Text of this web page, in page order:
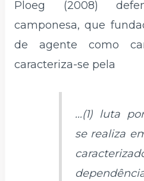
Ploeg (2008)
camponesa, que
de agente como
caracteriza-se pela
...(1) luta
se realiza